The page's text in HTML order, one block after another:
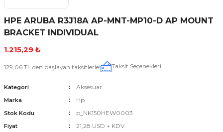
HPE ARUBA R3J18A AP-MNT-MP10-D AP MOUNT
BRACKET INDIVIDUAL
1.215,29 ₺
129,06 TL den başlayan taksitlerle! Taksit Seçenekleri
Kategori Aksesuar
Marka Hp
Stok Kodu p_NK150HEW0003
Fiyat 21,28 USD + KDV